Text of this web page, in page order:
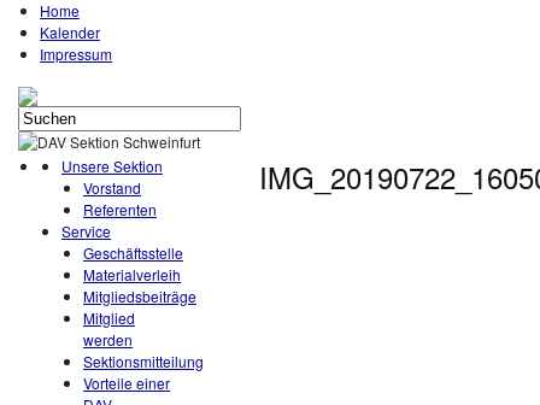
Home
Kalender
Impressum
Unsere Sektion
Vorstand
Referenten
Service
Geschäftsstelle
Materialverleih
Mitgliedsbeiträge
Mitglied
werden
Sektionsmitteilung
Vorteile einer